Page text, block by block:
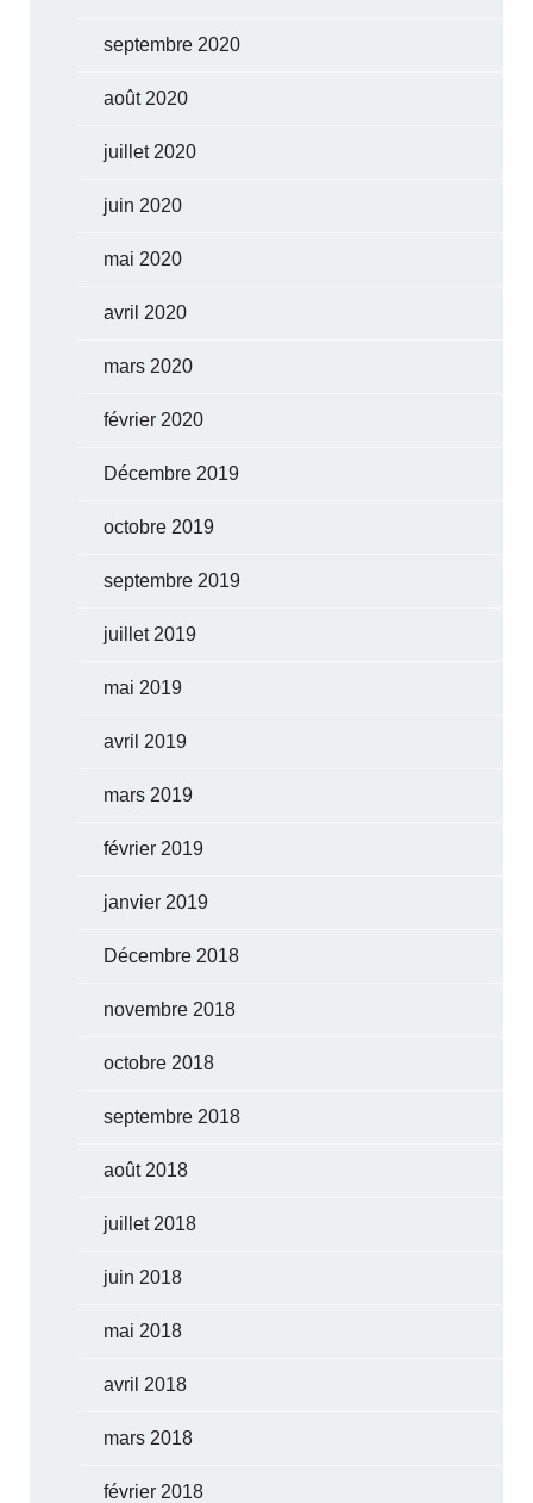
septembre 2020
août 2020
juillet 2020
juin 2020
mai 2020
avril 2020
mars 2020
février 2020
Décembre 2019
octobre 2019
septembre 2019
juillet 2019
mai 2019
avril 2019
mars 2019
février 2019
janvier 2019
Décembre 2018
novembre 2018
octobre 2018
septembre 2018
août 2018
juillet 2018
juin 2018
mai 2018
avril 2018
mars 2018
février 2018